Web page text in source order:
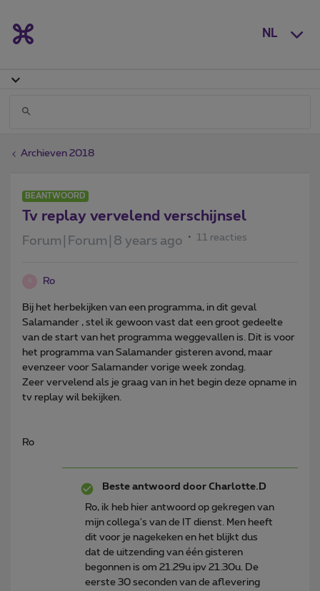
NL
Archieven 2018
BEANTWOORD
Tv replay vervelend verschijnsel
Forum|Forum|8 years ago 11 reacties
Ro
Bij het herbekijken van een programma, in dit geval
Salamander , stel ik gewoon vast dat een groot gedeelte
van de start van het programma weggevallen is. Dit is voor
het programma van Salamander gisteren avond, maar
evenzeer voor Salamander vorige week zondag.
Zeer vervelend als je graag van in het begin deze opname in
tv replay wil bekijken.
Ro
Beste antwoord door Charlotte.D
Ro, ik heb hier antwoord op gekregen van
mijn collega's van de IT dienst. Men heeft
dit voor je nagekeken en het blijkt dus
dat de uitzending van één gisteren
begonnen is om 21.29u ipv 21.30u. De
eerste 30 seconden van de aflevering